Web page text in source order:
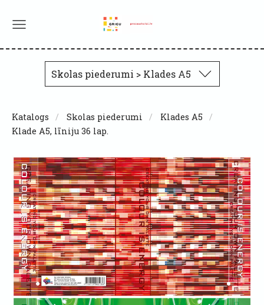
Skolas piederumi > Klades A5
Katalogs Skolas piederumi
Klades A5
Klade A5, līniju 36 lap.